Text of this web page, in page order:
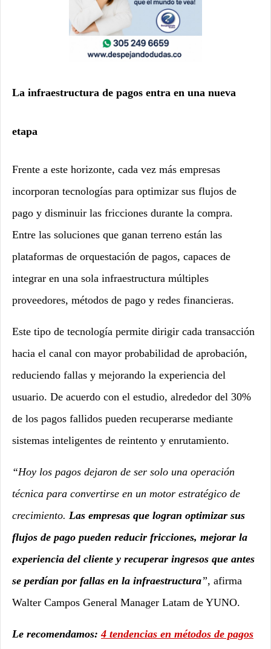
La infraestructura de pagos entra en una nueva
etapa
Frente a este horizonte, cada vez más empresas
incorporan tecnologías para optimizar sus flujos de
pago y disminuir las fricciones durante la compra.
Entre las soluciones que ganan terreno están las
plataformas de orquestación de pagos, capaces de
integrar en una sola infraestructura múltiples
proveedores, métodos de pago y redes financieras.
Este tipo de tecnología permite dirigir cada transacción
hacia el canal con mayor probabilidad de aprobación,
reduciendo fallas y mejorando la experiencia del
usuario. De acuerdo con el estudio, alrededor del 30%
de los pagos fallidos pueden recuperarse mediante
sistemas inteligentes de reintento y enrutamiento.
“Hoy los pagos dejaron de ser solo una operación
técnica para convertirse en un motor estratégico de
crecimiento. Las empresas que logran optimizar sus
flujos de pago pueden reducir fricciones, mejorar la
experiencia del cliente y recuperar ingresos que antes
se perdían por fallas en la infraestructura”, afirma
Walter Campos General Manager Latam de YUNO.
Le recomendamos:4 tendencias en métodos de pagos